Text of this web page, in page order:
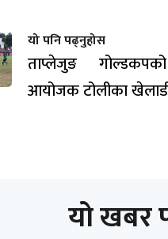
यो पनि पढ्नुहोस
ताप्लेजुङ
आयोजक टोलीका
यो खबर